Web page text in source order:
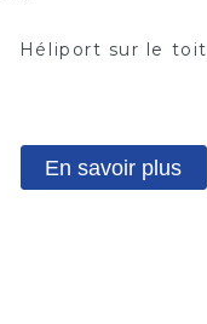
Héliport sur le toit
En savoir plus